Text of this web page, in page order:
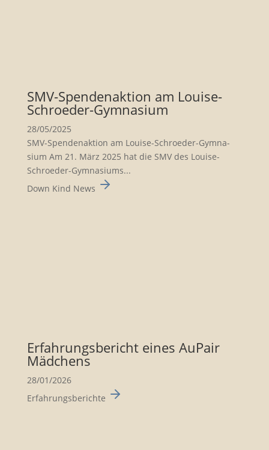
SMV-Spenden­ak­tion am Louise-
Schroeder-Gymna­sium
28/05/2025
SMV-Spenden­ak­tion am Louise-Schroeder-Gymna­
sium Am 21. März 2025 hat die SMV des Louise-
Schroeder-Gymna­siums...
Down Kind News
Erfah­rungs­be­richt eines AuPair
Mädchens
28/01/2026
Erfahrungsberichte